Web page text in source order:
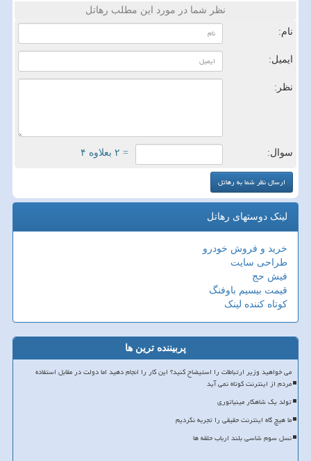
نظر شما در مورد این مطلب رهاتل
نام:
ایمیل:
نظر:
سوال: = ۲ بعلاوه ۴
لینک دوستهای رهاتل
خرید و فروش خودرو
طراحی سایت
فیش حج
قیمت بیسیم باوفنگ
کوتاه کننده لینک
پربیننده ترین ها
می خواهید وزیر ارتباطات را استیضاح کنید؟ این کار را انجام دهید اما دولت در مقابل استفاده
مردم از اینترنت کوتاه نمی آید
تولد یک شاهکار مینیاتوری
ما هیچ گاه اینترنت حقیقی را تجربه نکردیم
نسل سوم شاسی بلند ارباب حلقه ها